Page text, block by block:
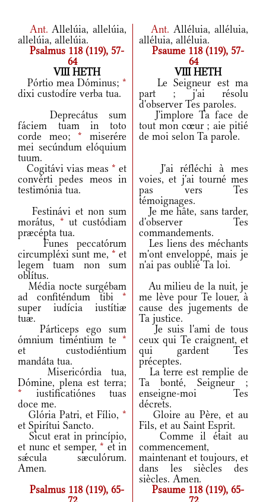
Ant.Allelúia, allelúia,
allelúia, allelúia.
Ant.Alléluia, alléluia,
alléluia, alléluia.
Psalmus 118 (119), 57-
64
Psaume 118 (119), 57-
64
VIII HETH
VIII HETH
Pórtio mea Dóminus; *
dixi custodíre verba tua.
Le Seigneur est ma
part ; j'ai résolu
d'observer Tes paroles.
Deprecátus sum
fáciem tuam in toto
corde meo;* miserére
mei secúndum elóquium
tuum.
J'implore Ta face de
tout mon cœur ; aie pitié
de moi selon Ta parole.
Cogitávi vias meas * et
convérti pedes meos in
testimónia tua.
J'ai réfléchi à mes
voies, et j'ai tourné mes
pas vers Tes
témoignages.
Festinávi et non sum
morátus, * ut custódiam
præcépta tua.
Je me hâte, sans tarder,
d'observer Tes
commandements.
Funes peccatórum
circumpléxi sunt me, * et
legem tuam non sum
oblítus.
Les liens des méchants
m'ont enveloppé, mais je
n'ai pas oublié Ta loi.
Média nocte surgébam
ad confiténdum tibi *
super iudícia iustítiæ
tuæ.
Au milieu de la nuit, je
me lève pour Te louer, à
cause des jugements de
Ta justice.
Párticeps ego sum
ómnium timéntium te *
et custodiéntium
mandáta tua.
Je suis l'ami de tous
ceux qui Te craignent, et
qui gardent Tes
préceptes.
Misericórdia tua,
Dómine, plena est terra;
* iustificatiónes tuas
doce me.
La terre est remplie de
Ta bonté, Seigneur ;
enseigne-moi Tes
décrets.
Glória Patri, et Fílio, *
et Spirítui Sancto.
Gloire au Père, et au
Fils, et au Saint Esprit.
Sicut erat in princípio,
et nunc et semper, * et in
sǽcula sæculórum.
Amen.
Comme il était au
commencement,
maintenant et toujours, et
dans les siècles des
siècles. Amen.
Psalmus 118 (119), 65-
Psaume 118 (119), 65-